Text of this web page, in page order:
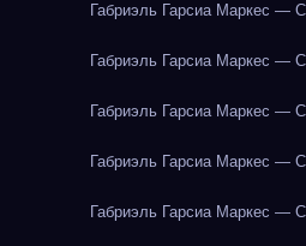
Габриэль Гарсиа Маркес —
Габриэль Гарсиа Маркес —
Габриэль Гарсиа Маркес —
Габриэль Гарсиа Маркес —
Габриэль Гарсиа Маркес —